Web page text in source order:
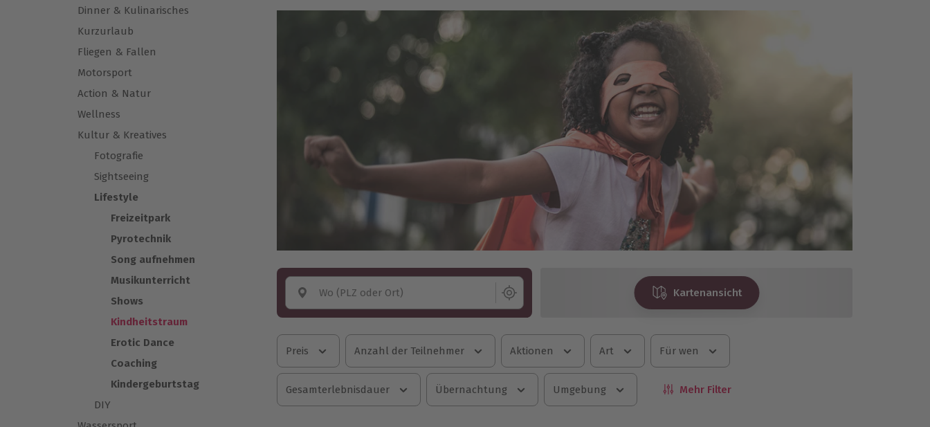
Dinner & Kulinarisches
Kurzurlaub
Fliegen & Fallen
Motorsport
Action & Natur
Wellness
Kultur & Kreatives
Fotografie
Sightseeing
Lifestyle
Freizeitpark
Pyrotechnik
Song aufnehmen
Musikunterricht
Shows
Kindheitstraum
Erotic Dance
Coaching
Kindergeburtstag
DIY
Wo (PLZ oder Ort) Kartenansicht
Preis Anzahl der Teilnehmer Aktionen Art Für wen
Gesamterlebnisdauer Übernachtung Umgebung Mehr Filter